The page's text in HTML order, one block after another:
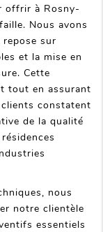
offrir à Rosny-
Nous avons
sur
et la mise en
Cette
tout en assurant
constatent
de la qualité
nous
notre clientèle
essentiels